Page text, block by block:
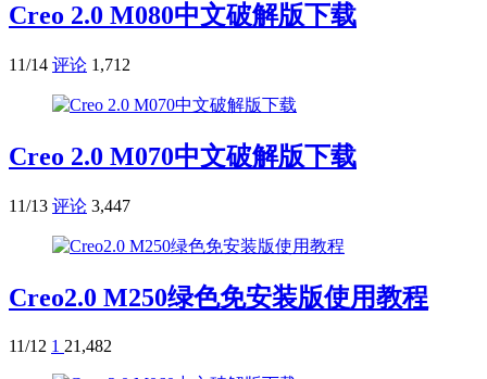
Creo 2.0 M080中文破解版下载
11/14 评论 1,712
Creo 2.0 M070中文破解版下载
11/13 评论 3,447
Creo2.0 M250绿色免安装版使用教程
11/12 1 21,482